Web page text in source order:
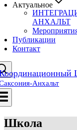
Актуальное
АНХАЛЬТ
Публикации
Контакт
Анхальт
Школа